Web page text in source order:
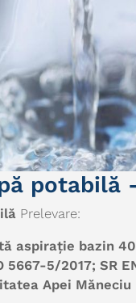
potabilă
Prelevare:
aspirație bazin
5667-5/2017; SR
Apei Măneciu